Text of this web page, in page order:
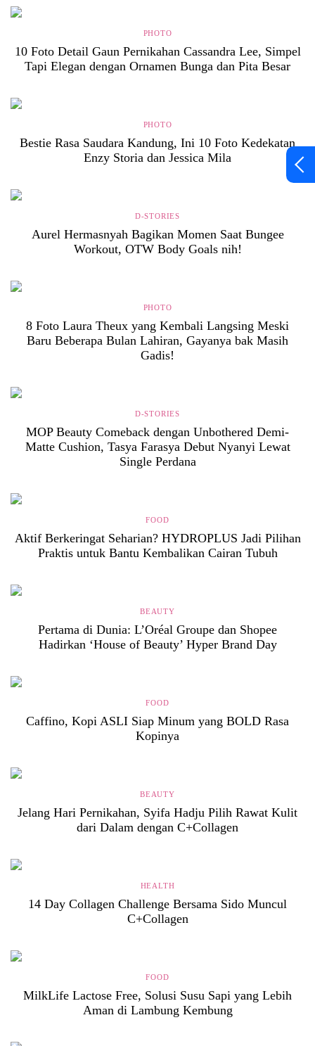
PHOTO
10 Foto Detail Gaun Pernikahan Cassandra Lee, Simpel
Tapi Elegan dengan Ornamen Bunga dan Pita Besar
PHOTO
Bestie Rasa Saudara Kandung, Ini 10 Foto Kedekatan
Enzy Storia dan Jessica Mila
D-STORIES
Aurel Hermasnyah Bagikan Momen Saat Bungee
Workout, OTW Body Goals nih!
PHOTO
8 Foto Laura Theux yang Kembali Langsing Meski
Baru Beberapa Bulan Lahiran, Gayanya bak Masih
Gadis!
D-STORIES
MOP Beauty Comeback dengan Unbothered Demi-
Matte Cushion, Tasya Farasya Debut Nyanyi Lewat
Single Perdana
FOOD
Aktif Berkeringat Seharian? HYDROPLUS Jadi Pilihan
Praktis untuk Bantu Kembalikan Cairan Tubuh
BEAUTY
Pertama di Dunia: L’Oréal Groupe dan Shopee
Hadirkan ‘House of Beauty’ Hyper Brand Day
FOOD
Caffino, Kopi ASLI Siap Minum yang BOLD Rasa
Kopinya
BEAUTY
Jelang Hari Pernikahan, Syifa Hadju Pilih Rawat Kulit
dari Dalam dengan C+Collagen
HEALTH
14 Day Collagen Challenge Bersama Sido Muncul
C+Collagen
FOOD
MilkLife Lactose Free, Solusi Susu Sapi yang Lebih
Aman di Lambung Kembung